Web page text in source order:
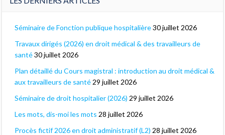
Séminaire de Fonction publique hospitalière30 juillet 2026
Travaux dirigés (2026) en droit médical & des travailleurs de
santé30 juillet 2026
Plan détaillé du Cours magistral : introduction au droit médical &
aux travailleurs de santé 29 juillet 2026
Séminaire de droit hospitalier (2026) 29 juillet 2026
Les mots, dis-moi les mots 28 juillet 2026
Procès fictif 2026 en droit administratif (L2) 28 juillet 2026